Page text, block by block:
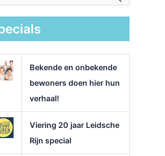
Bekende en onbekende
bewoners doen hier hun
verhaal!
Viering 20 jaar Leidsche
Rijn special